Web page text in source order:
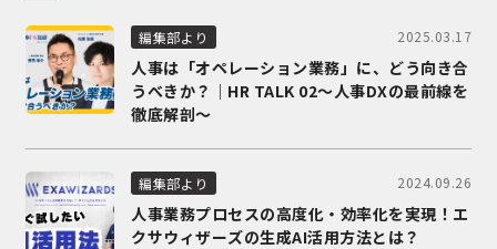
編集部より 2025.03.17
人事は「オペレーション業務」に、どう向き合
うべきか？｜HR TALK 02～人事DXの最前線を
徹底解剖～
編集部より 2024.09.26
人事業務プロセスの高度化・効率化を実現！エ
クサウィザーズの生成AI活用方法とは？